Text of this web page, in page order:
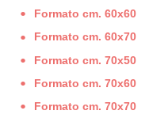
Formato cm. 60x60
Formato cm. 60x70
Formato cm. 70x50
Formato cm. 70x60
Formato cm. 70x70